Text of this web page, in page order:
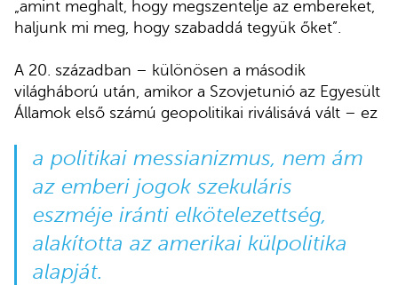
„amint meghalt, hogy megszentelje az embereket,
haljunk mi meg, hogy szabaddá tegyük őket”.
A 20. században – különösen a második
világháború után, amikor a Szovjetunió az Egyesült
Államok első számú geopolitikai riválisává vált – ez
a politikai messianizmus, nem ám
az emberi jogok szekuláris
eszméje iránti elkötelezettség,
alakította az amerikai külpolitika
alapját.